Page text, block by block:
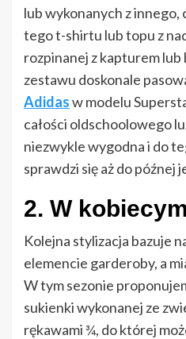
lub wykonanych z innego,
tego t-shirtu lub topu z
rozpinanej z kapturem
zestawu doskonale
Adidasw modelu
całości oldschoolowego
niezwykle wygodna i do
sprawdzi się aż do późnej
2. W
Kolejna stylizacja bazuje
elemencie garderoby, a
W tym sezonie
sukienki wykonanej ze
rękawami ¾, do której